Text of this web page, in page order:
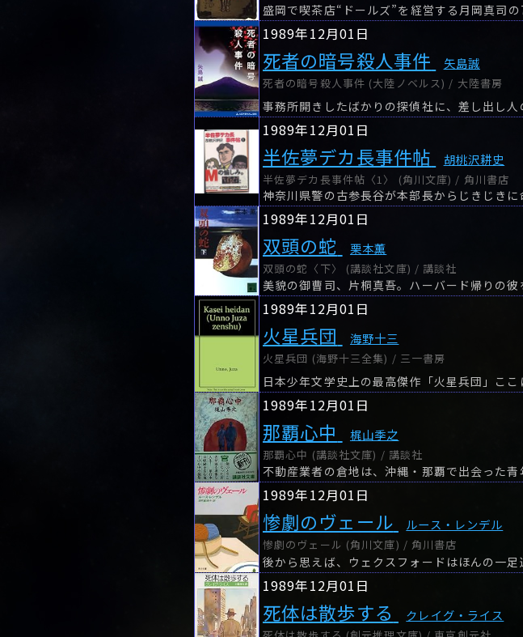
1989年12月01日
死者の暗号殺人事件 矢島誠
死者の暗号殺人事件 (大陸ノベルス) / 大陸書房
1989年12月01日
半佐夢デカ長事件帖 胡桃沢耕史
半佐夢デカ長事件帖〈1〉 (角川文庫) / 角川書店
神奈川県警の古参長谷が本部長からじきじきに
1989年12月01日
双頭の蛇 栗本薫
双頭の蛇〈下〉 (講談社文庫) / 講談社
美貌の御曹司、片桐真吾。ハーバード帰りの
1989年12月01日
火星兵団 海野十三
火星兵団 (海野十三全集) / 三一書房
日本少年文学史上の最高傑作「火星兵団」ここ
1989年12月01日
那覇心中 梶山季之
那覇心中 (講談社文庫) / 講談社
不動産業者の倉地は、沖縄・那覇で出会った
1989年12月01日
惨劇のヴェール ルース・レンデル
惨劇のヴェール (角川文庫) / 角川書店
後から思えば、ウェクスフォードはほんの一足
1989年12月01日
死体は散歩する クレイグ・ライス